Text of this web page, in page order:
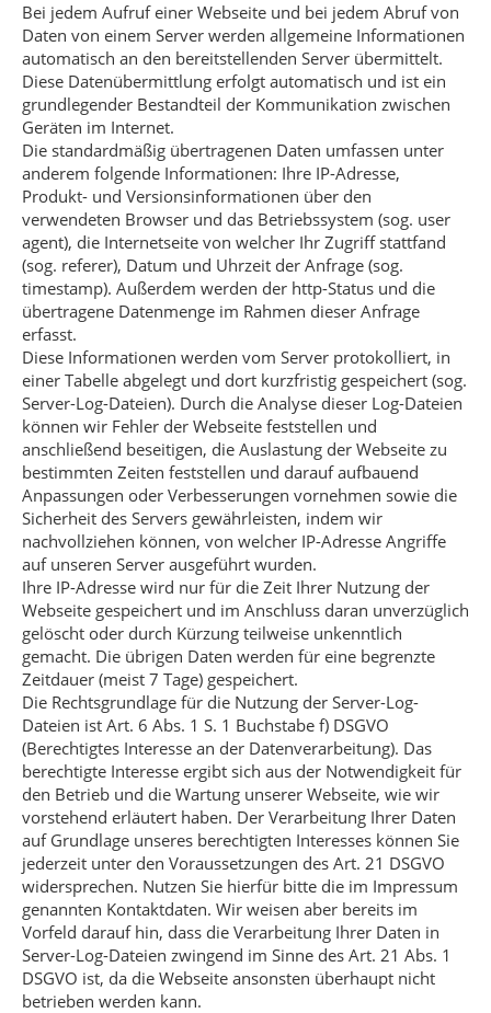
Bei jedem Aufruf einer Webseite und bei jedem Abruf von
Daten von einem Server werden allgemeine Informationen
automatisch an den bereitstellenden Server übermittelt.
Diese Datenübermittlung erfolgt automatisch und ist ein
grundlegender Bestandteil der Kommunikation zwischen
Geräten im Internet.
Die standardmäßig übertragenen Daten umfassen unter
anderem folgende Informationen: Ihre IP-Adresse,
Produkt- und Versionsinformationen über den
verwendeten Browser und das Betriebssystem (sog. user
agent), die Internetseite von welcher Ihr Zugriff stattfand
(sog. referer), Datum und Uhrzeit der Anfrage (sog.
timestamp). Außerdem werden der http-Status und die
übertragene Datenmenge im Rahmen dieser Anfrage
erfasst.
Diese Informationen werden vom Server protokolliert, in
einer Tabelle abgelegt und dort kurzfristig gespeichert (sog.
Server-Log-Dateien). Durch die Analyse dieser Log-Dateien
können wir Fehler der Webseite feststellen und
anschließend beseitigen, die Auslastung der Webseite zu
bestimmten Zeiten feststellen und darauf aufbauend
Anpassungen oder Verbesserungen vornehmen sowie die
Sicherheit des Servers gewährleisten, indem wir
nachvollziehen können, von welcher IP-Adresse Angriffe
auf unseren Server ausgeführt wurden.
Ihre IP-Adresse wird nur für die Zeit Ihrer Nutzung der
Webseite gespeichert und im Anschluss daran unverzüglich
gelöscht oder durch Kürzung teilweise unkenntlich
gemacht. Die übrigen Daten werden für eine begrenzte
Zeitdauer (meist 7 Tage) gespeichert.
Die Rechtsgrundlage für die Nutzung der Server-Log-
Dateien ist Art. 6 Abs. 1 S. 1 Buchstabe f) DSGVO
(Berechtigtes Interesse an der Datenverarbeitung). Das
berechtigte Interesse ergibt sich aus der Notwendigkeit für
den Betrieb und die Wartung unserer Webseite, wie wir
vorstehend erläutert haben. Der Verarbeitung Ihrer Daten
auf Grundlage unseres berechtigten Interesses können Sie
jederzeit unter den Voraussetzungen des Art. 21 DSGVO
widersprechen. Nutzen Sie hierfür bitte die im Impressum
genannten Kontaktdaten. Wir weisen aber bereits im
Vorfeld darauf hin, dass die Verarbeitung Ihrer Daten in
Server-Log-Dateien zwingend im Sinne des Art. 21 Abs. 1
DSGVO ist, da die Webseite ansonsten überhaupt nicht
betrieben werden kann.